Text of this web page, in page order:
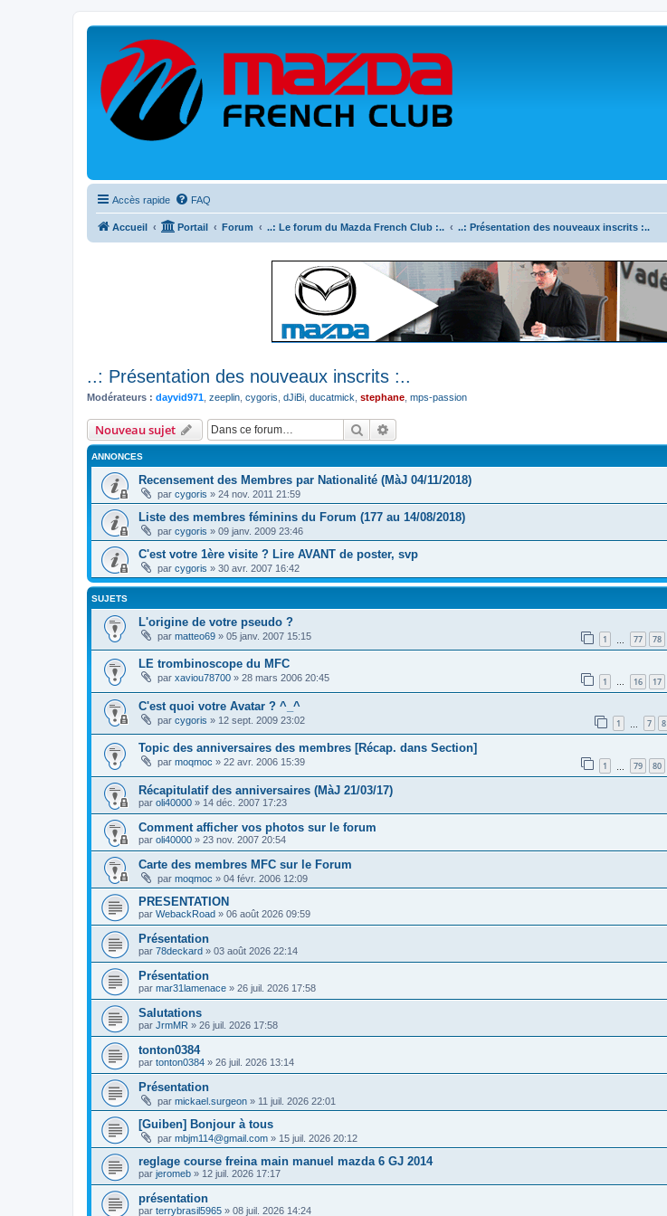
Accès rapide FAQ
Accueil Portail Forum ..: Le forum du Mazda French Club :.. ..: Présentation des nouveaux inscrits :..
..: Présentation des nouveaux inscrits :..
Modérateurs : dayvid971 zeeplin cygoris dJiBi ducatmick stephane mps-passion
Nouveau sujet Rechercher
ANNONCES
Recensement des Membres par Nationalité (MàJ 04/11/2018)
par cygoris » 24 nov. 2011 21:59
Liste des membres féminins du Forum (177 au 14/08/2018)
par cygoris » 09 janv. 2009 23:46
C'est votre 1ère visite ? Lire AVANT de poster, svp
par cygoris » 30 avr. 2007 16:42
SUJETS
L'origine de votre pseudo ?
par matteo69 » 05 janv. 2007 15:15 1 77 78
LE trombinoscope du MFC
par xaviou78700 » 28 mars 2006 20:45 1 … 16 17
C'est quoi votre Avatar ? ^_^
par cygoris » 12 sept. 2009 23:02 1 7 8
Topic des anniversaires des membres [Récap. dans Section]
par moqmoc » 22 avr. 2006 15:39 1 79 80
Récapitulatif des anniversaires (MàJ 21/03/17)
par oli40000 » 14 déc. 2007 17:23
Comment afficher vos photos sur le forum
par oli40000 » 23 nov. 2007 20:54
Carte des membres MFC sur le Forum
par moqmoc » 04 févr. 2006 12:09
PRESENTATION
par WebackRoad » 06 août 2026 09:59
Présentation
par 78deckard » 03 août 2026 22:14
Présentation
par mar31lamenace » 26 juil. 2026 17:58
Salutations
par JrmMR » 26 juil. 2026 17:58
tonton0384
par tonton0384 » 26 juil. 2026 13:14
Présentation
par mickael.surgeon » 11 juil. 2026 22:01
[Guiben] Bonjour à tous
par mbjm114@gmail.com » 15 juil. 2026 20:12
reglage course freina main manuel mazda 6 GJ 2014
par jeromeb » 12 juil. 2026 17:17
présentation
par terrybrasil5965 » 08 juil. 2026 14:24